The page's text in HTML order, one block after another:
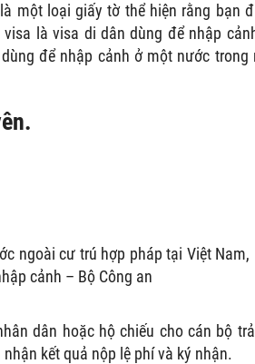
một loại giấy tờ thể hiện rằng bạn
là visa di dân dùng để nhập
để nhập cảnh ở một nước trong
ngoài cư trú hợp pháp tại Việt Nam,
cảnh – Bộ Công an
dân hoặc hộ chiếu cho cán bộ
kết quả nộp lệ phí và ký nhận.